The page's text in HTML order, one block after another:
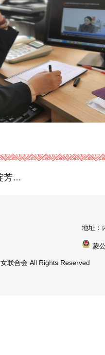
强基固本绽芳华·巾帼聚力建新功——自治区税务系统妇联召开庆“三八”座谈会
地址：
蒙
联合会 All Rights Reserved